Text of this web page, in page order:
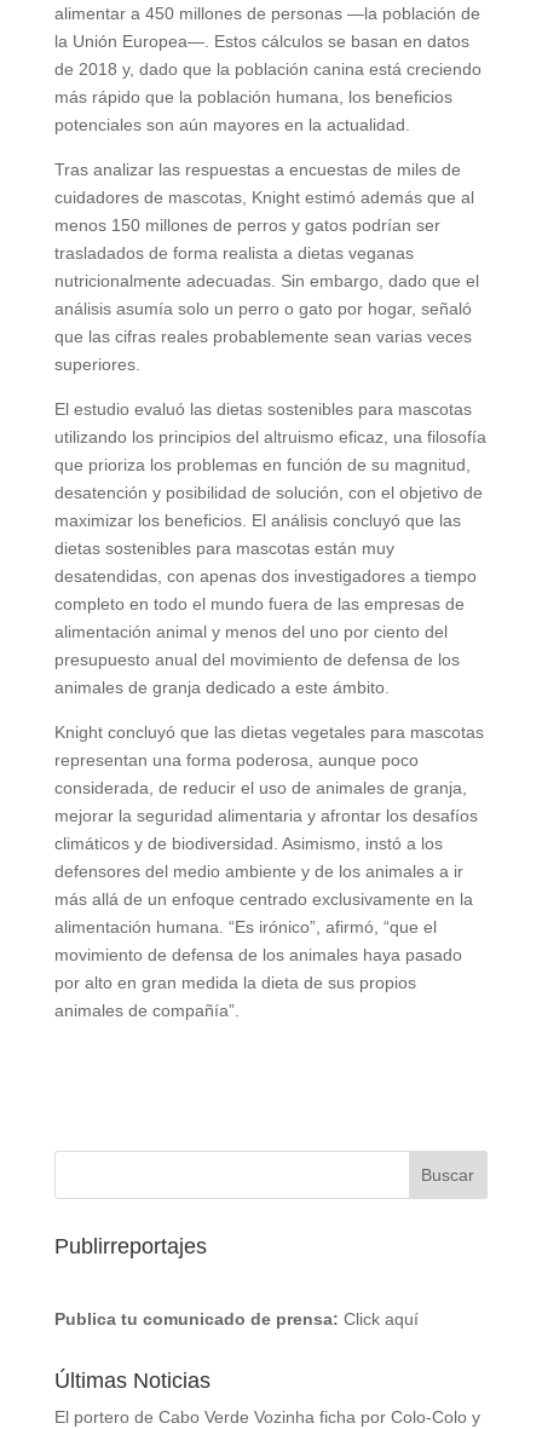
alimentar a 450 millones de personas —la población de
la Unión Europea—. Estos cálculos se basan en datos
de 2018 y, dado que la población canina está creciendo
más rápido que la población humana, los beneficios
potenciales son aún mayores en la actualidad.
Tras analizar las respuestas a encuestas de miles de
cuidadores de mascotas, Knight estimó además que al
menos 150 millones de perros y gatos podrían ser
trasladados de forma realista a dietas veganas
nutricionalmente adecuadas. Sin embargo, dado que el
análisis asumía solo un perro o gato por hogar, señaló
que las cifras reales probablemente sean varias veces
superiores.
El estudio evaluó las dietas sostenibles para mascotas
utilizando los principios del altruismo eficaz, una filosofía
que prioriza los problemas en función de su magnitud,
desatención y posibilidad de solución, con el objetivo de
maximizar los beneficios. El análisis concluyó que las
dietas sostenibles para mascotas están muy
desatendidas, con apenas dos investigadores a tiempo
completo en todo el mundo fuera de las empresas de
alimentación animal y menos del uno por ciento del
presupuesto anual del movimiento de defensa de los
animales de granja dedicado a este ámbito.
Knight concluyó que las dietas vegetales para mascotas
representan una forma poderosa, aunque poco
considerada, de reducir el uso de animales de granja,
mejorar la seguridad alimentaria y afrontar los desafíos
climáticos y de biodiversidad. Asimismo, instó a los
defensores del medio ambiente y de los animales a ir
más allá de un enfoque centrado exclusivamente en la
alimentación humana. “Es irónico”, afirmó, “que el
movimiento de defensa de los animales haya pasado
por alto en gran medida la dieta de sus propios
animales de compañía”.
Publirreportajes
Publica tu comunicado de prensa: Click aquí
Últimas Noticias
El portero de Cabo Verde Vozinha ficha por Colo-Colo y